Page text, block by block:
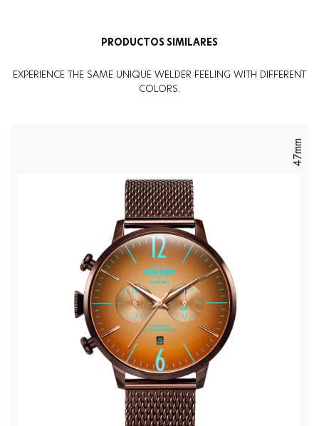
PRODUCTOS SIMILARES
EXPERIENCE THE SAME UNIQUE WELDER FEELING WITH DIFFERENT
COLORS.
47mm